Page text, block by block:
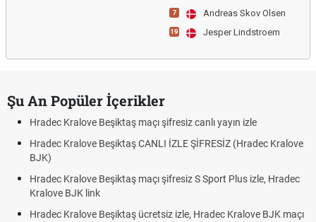
7 Andreas Skov Olsen
19 Jesper Lindstroem
Şu An Popüler İçerikler
Hradec Kralove Beşiktaş maçı şifresiz canlı yayın izle
Hradec Kralove Beşiktaş CANLI İZLE ŞİFRESİZ (Hradec Kralove
BJK)
Hradec Kralove Beşiktaş maçı şifresiz S Sport Plus izle, Hradec
Kralove BJK link
Hradec Kralove Beşiktaş ücretsiz izle, Hradec Kralove BJK maçı